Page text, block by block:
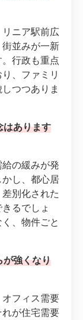
ニア駅前広
並みが一新
行政も重点
、ファミリ
つつありま
はあります
の緩みが発
し、都心居
別化された
るでしょ
、物件ごと
が強くなり
フィス需要
が住宅需要